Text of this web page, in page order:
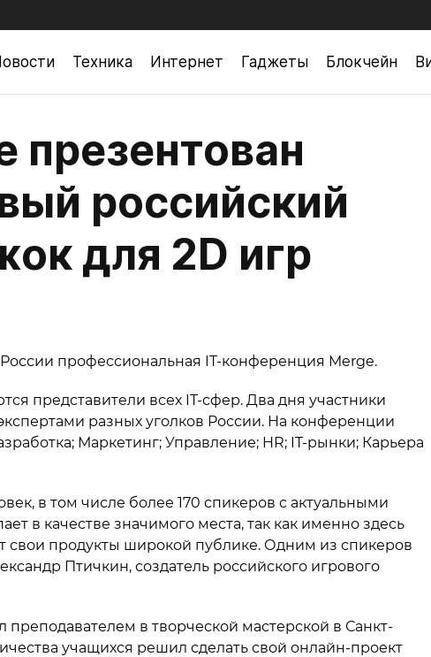
Техника Интернет Гаджеты Блокчейн
презентован
российский
для 2D игр
профессиональная IT-конференция Merge.
представители всех IT-сфер. Два дня участники
разных уголков России. На конференции
Маркетинг; Управление; HR; IT-рынки; Карьера
в том числе более 170 спикеров с актуальными
в качестве значимого места, так как именно здесь
свои продукты широкой публике. Одним из спикеров
Птичкин, создатель российского игрового
преподавателем в творческой мастерской в Санкт-
учащихся решил сделать свой онлайн-проект